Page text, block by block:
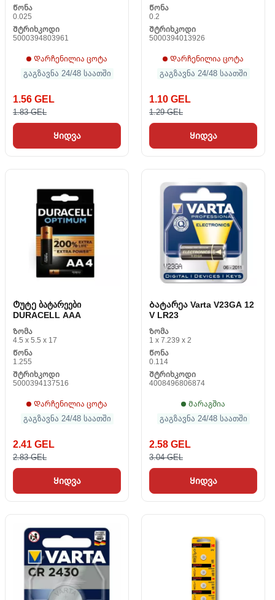
Წონა
0.025
Შტრიხკოდი
5000394803961
Დარჩენილია ცოტა
გაგზავნა 24/48 საათში
1.56 GEL
1.83 GEL
Ყიდვა
Წონა
0.2
Შტრიხკოდი
5000394013926
Დარჩენილია ცოტა
გაგზავნა 24/48 საათში
1.10 GEL
1.29 GEL
Ყიდვა
Ტუტე ბატარეები
DURACELL AAA
Ზომა
4.5 x 5.5 x 17
Წონა
1.255
Შტრიხკოდი
5000394137516
Დარჩენილია ცოტა
გაგზავნა 24/48 საათში
2.41 GEL
2.83 GEL
Ყიდვა
Ბატარეა Varta V23GA 12
V LR23
Ზომა
1 x 7.239 x 2
Წონა
0.114
Შტრიხკოდი
4008496806874
Მარაგშია
გაგზავნა 24/48 საათში
2.58 GEL
3.04 GEL
Ყიდვა